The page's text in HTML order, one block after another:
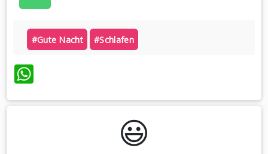
#gute Nacht #schlafen
WhatsApp
😃️